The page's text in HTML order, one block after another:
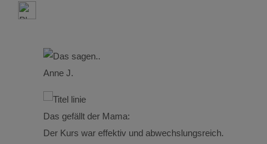
Anne J.
Das gefällt der Mama:
Der Kurs war effektiv und abwechslungsreich.